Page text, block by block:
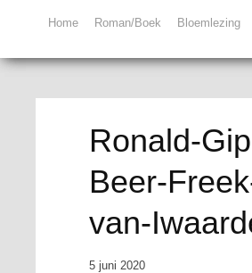
Home Roman/Boek Bloemlezing
Ronald-
Beer-
van-
5 juni 2020